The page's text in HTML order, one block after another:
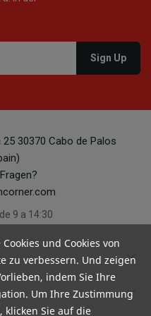
30370 Cabo de Palos
9 a 14:30
keyboard_arrow_down
keyboard_arrow_down
und Cookies von
zu verbessern. Und zeigen
indem Sie Ihre
Um Ihre Zustimmung
klicken Sie auf die